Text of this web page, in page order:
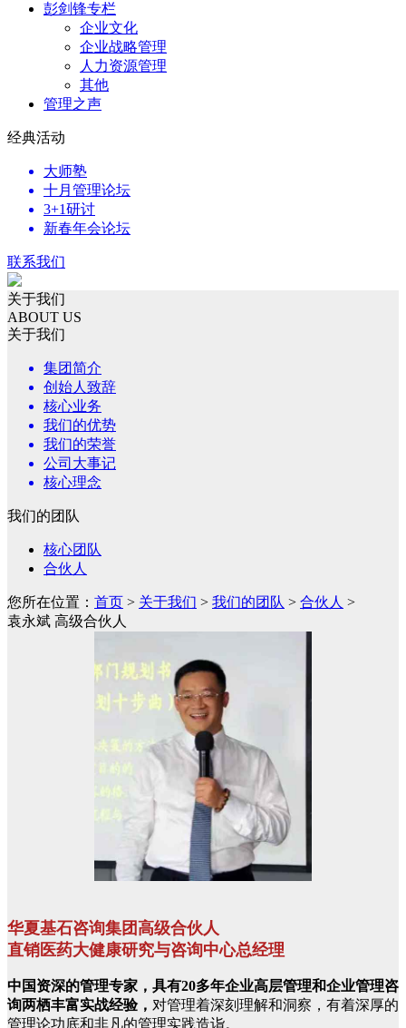
彭剑锋专栏
企业文化
企业战略管理
人力资源管理
其他
管理之声
经典活动
大师塾
十月管理论坛
3+1研讨
新春年会论坛
联系我们
关于我们
ABOUT US
关于我们
集团简介
创始人致辞
核心业务
我们的优势
我们的荣誉
公司大事记
核心理念
我们的团队
核心团队
合伙人
您所在位置： 首页 > 关于我们 > 我们的团队 > 合伙人 >
袁永斌 高级合伙人
华夏基石咨询集团高级合伙人
直销医药大健康研究与咨询中心总经理
中国资深的管理专家，具有20多年企业高层管理和企业管理咨
询两栖丰富实战经验， 对管理着深刻理解和洞察，有着深厚的
管理论功底和非凡的管理实践造诣。